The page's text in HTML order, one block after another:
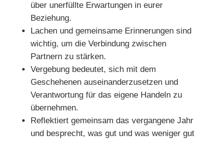
über unerfüllte Erwartungen in eurer
Beziehung.
Lachen und gemeinsame Erinnerungen sind
wichtig, um die Verbindung zwischen
Partnern zu stärken.
Vergebung bedeutet, sich mit dem
Geschehenen auseinanderzusetzen und
Verantwortung für das eigene Handeln zu
übernehmen.
Reflektiert gemeinsam das vergangene Jahr
und besprecht, was gut und was weniger gut